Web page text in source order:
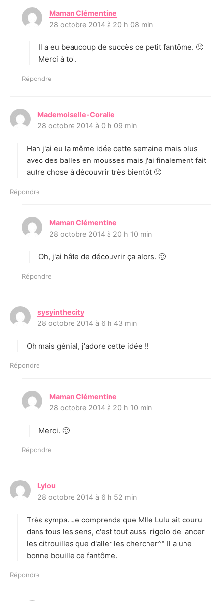
Maman Clémentine
i
:
28 octobre 2014 à 20 h 08 min
Il a eu beaucoup de succès ce petit fantôme. 🙂
Merci à toi.
Répondre
Mademoiselle-Coralie
i
:
28 octobre 2014 à 0 h 09 min
Han j'ai eu la même idée cette semaine mais plus
avec des balles en mousses mais j'ai finalement fait
autre chose à découvrir très bientôt 🙂
Répondre
Maman Clémentine
i
:
28 octobre 2014 à 20 h 10 min
Oh, j'ai hâte de découvrir ça alors. 🙂
Répondre
sysyinthecity
i
:
28 octobre 2014 à 6 h 43 min
Oh mais génial, j'adore cette idée !!
Répondre
Maman Clémentine
i
28 octobre 2014 à 20 h 10 min
Merci. 🙂
Répondre
Lylou
i
:
28 octobre 2014 à 6 h 52 min
Très sympa. Je comprends que Mlle Lulu ait couru
dans tous les sens, c'est tout aussi rigolo de lancer
les citrouilles que d'aller les chercher^^ Il a une
bonne bouille ce fantôme.
Répondre